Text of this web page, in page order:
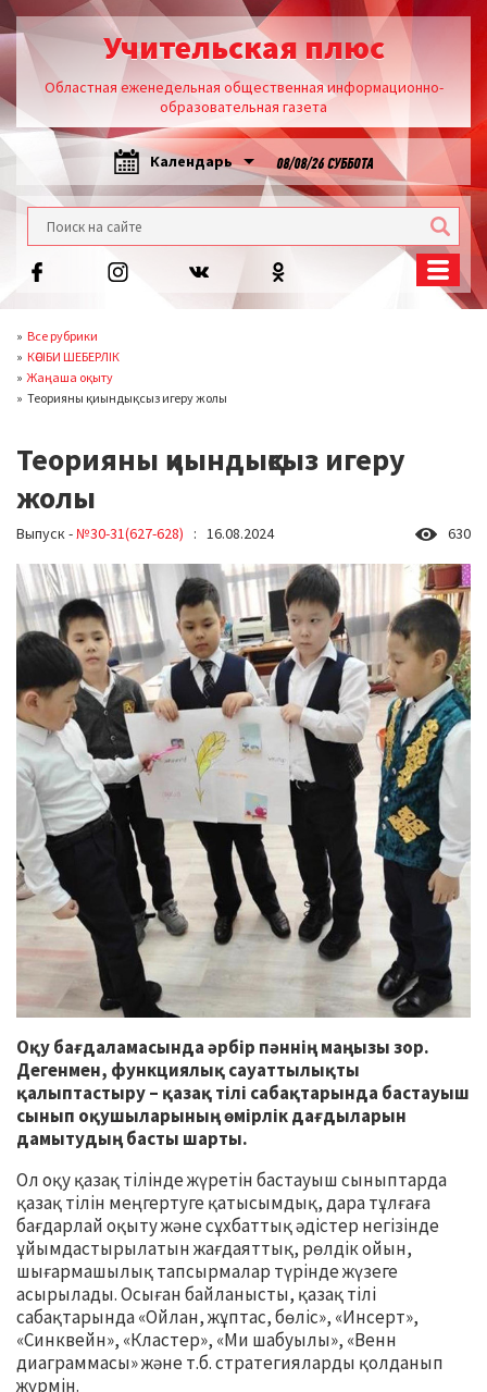
Учительская плюс
Областная еженедельная общественная информационно-
образовательная газета
Календарь 08/08/26 СУББОТА
Все рубрики
КӘСІБИ ШЕБЕРЛІК
Жаңаша оқыту
Теорияны қиындықсыз игеру жолы
Теорияны қиындықсыз игеру
жолы
Выпуск -№30-31(627-628) : 16.08.2024 630
Оқу бағдаламасында әрбір пәннің маңызы зор.
Дегенмен, функциялық сауаттылықты
қалыптастыру – қазақ тілі сабақтарында бастауыш
сынып оқушыларының өмірлік дағдыларын
дамытудың басты шарты.
Ол оқу қазақ тілінде жүретін бастауыш сыныптарда
қазақ тілін меңгертуге қатысымдық, дара тұлғаға
бағдарлай оқыту және сұхбаттық әдістер негізінде
ұйымдастырылатын жағдаяттық, рөлдік ойын,
шығармашылық тапсырмалар түрінде жүзеге
асырылады. Осыған байланысты, қазақ тілі
сабақтарында «Ойлан, жұптас, бөліс», «Инсерт»,
«Синквейн», «Кластер», «Ми шабуылы», «Венн
диаграммасы» және т.б. стратегияларды қолданып
жүрмін.